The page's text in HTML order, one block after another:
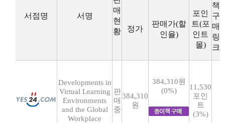
서점명 서명
매
현
황
책
구
매
링
크
정가
판매가(할
인율)
포인
트(포
인트
몰)
Developments in
Virtual Learning
Environments
and the Global
Workplace
판
매
중
384,310
원
384,310원
(0%)
11,530
포인
트
(3%)